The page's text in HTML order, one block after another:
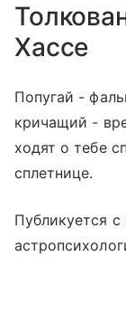
Хассе
Попугай -
кричащий -
ходят о тебе
сплетнице.
Публикуется